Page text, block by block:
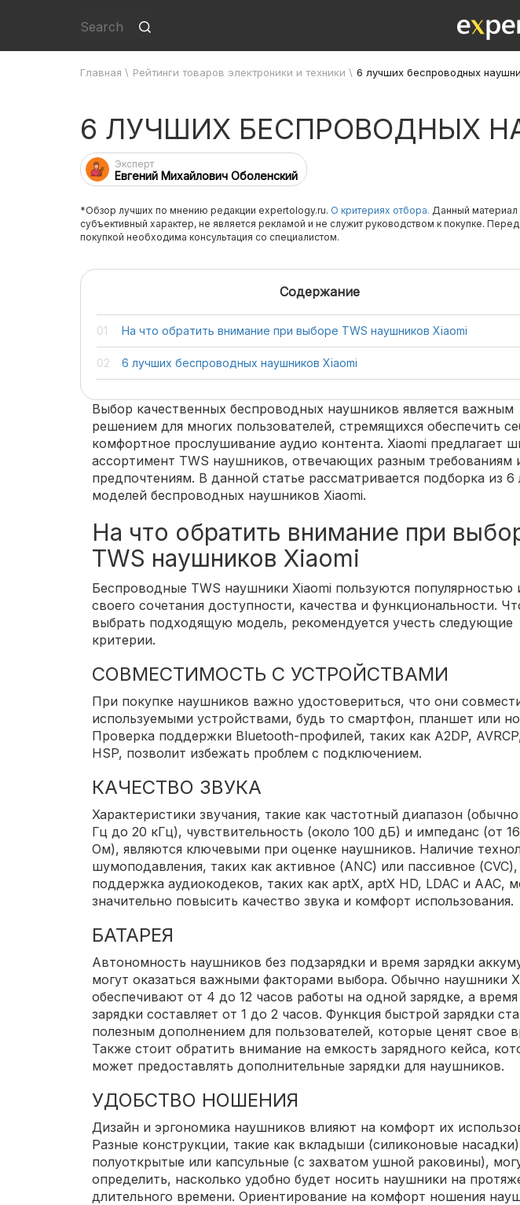
Главная \ Рейтинги товаров электроники и техники \ 6 лучших беспроводных
6 ЛУЧШИХ БЕСПРОВОДНЫХ
Эксперт
Евгений Михайлович Оболенский
*Обзор лучших по мнению редакции expertology.ru. О критериях отбора. Данный материал
субъективный характер, не является рекламой и не служит руководством к покупке. Перед
покупкой необходима консультация со специалистом.
Содержание
На что обратить внимание при выборе TWS наушников Xiaomi
6 лучших беспроводных наушников Xiaomi
Выбор качественных беспроводных наушников является важным
решением для многих пользователей, стремящихся обеспечить
комфортное прослушивание аудио контента. Xiaomi предлагает
ассортимент TWS наушников, отвечающих разным требованиям
предпочтениям. В данной статье рассматривается подборка из 6
моделей беспроводных наушников Xiaomi.
На что обратить внимание при
TWS наушников Xiaomi
Беспроводные TWS наушники Xiaomi пользуются популярностью
своего сочетания доступности, качества и функциональности.
выбрать подходящую модель, рекомендуется учесть следующие
критерии.
СОВМЕСТИМОСТЬ С УСТРОЙСТВАМИ
При покупке наушников важно удостовериться, что они
используемыми устройствами, будь то смартфон, планшет или
Проверка поддержки Bluetooth-профилей, таких как A2DP,
HSP, позволит избежать проблем с подключением.
КАЧЕСТВО ЗВУКА
Характеристики звучания, такие как частотный диапазон
Гц до 20 кГц), чувствительность (около 100 дБ) и импеданс (от
Ом), являются ключевыми при оценке наушников. Наличие
шумоподавления, таких как активное (ANC) или пассивное
поддержка аудиокодеков, таких как aptX, aptX HD, LDAC и AAC,
значительно повысить качество звука и комфорт использования.
БАТАРЕЯ
Автономность наушников без подзарядки и время зарядки
могут оказаться важными факторами выбора. Обычно наушники
обеспечивают от 4 до 12 часов работы на одной зарядке, а время
зарядки составляет от 1 до 2 часов. Функция быстрой зарядки
полезным дополнением для пользователей, которые ценят свое
Также стоит обратить внимание на емкость зарядного кейса,
может предоставлять дополнительные зарядки для наушников.
УДОБСТВО НОШЕНИЯ
Дизайн и эргономика наушников влияют на комфорт их
Разные конструкции, такие как вкладыши (силиконовые насадки)
полуоткрытые или капсульные (с захватом ушной раковины),
определить, насколько удобно будет носить наушники на
длительного времени. Ориентирование на комфорт ношения